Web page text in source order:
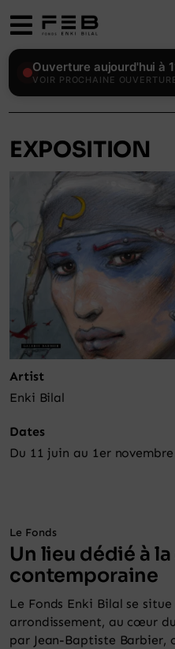
to
Ouverture aujourd'hui à
VOIR PROCHAINE
Toggle
Navigation
Expositions
Le Fonds
Visiter
Actualités
Mon compte
Panier
EXPOSITION
Artist
Enki Bilal
Dates
Du 11 juin au 1er
Le Fonds
Un lieu dédié à
contemporaine
Le Fonds Enki Bilal se
arrondissement, au cœur
par Jean-Baptiste Barbier,